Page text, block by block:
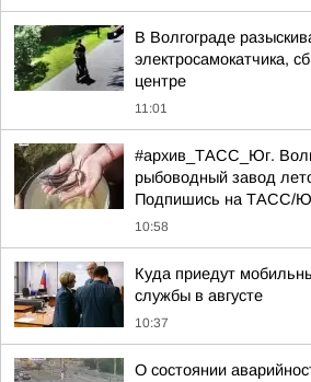
В Волгограде
электросамокатчика,
центре
11:01
#архив_ТАСС_Юг.
рыбоводный завод
Подпишись на ТАСС/
10:58
Куда приедут
службы в августе
10:37
О состоянии